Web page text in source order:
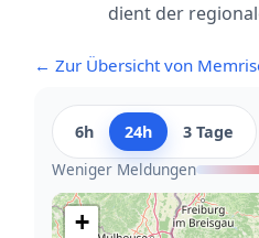
dient der
← Zur Übersicht von
6h 24h
3 Tage
Weniger Meldungen
+